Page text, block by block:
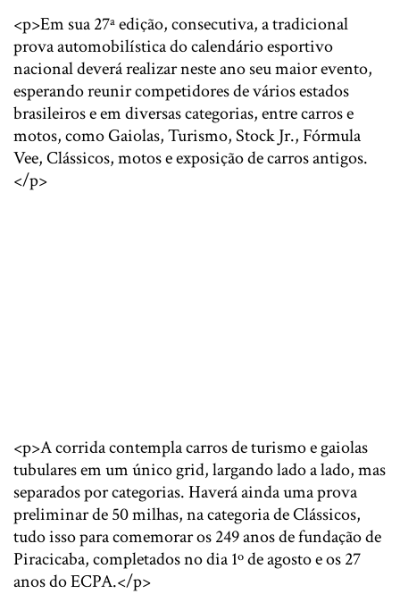
<p>Em sua 27ª edição, consecutiva, a tradicional
prova automobilística do calendário esportivo
nacional deverá realizar neste ano seu maior evento,
esperando reunir competidores de vários estados
brasileiros e em diversas categorias, entre carros e
motos, como Gaiolas, Turismo, Stock Jr., Fórmula
Vee, Clássicos, motos e exposição de carros antigos.
</p>
<p>A corrida contempla carros de turismo e gaiolas
tubulares em um único grid, largando lado a lado, mas
separados por categorias. Haverá ainda uma prova
preliminar de 50 milhas, na categoria de Clássicos,
tudo isso para comemorar os 249 anos de fundação de
Piracicaba, completados no dia 1º de agosto e os 27
anos do ECPA.</p>